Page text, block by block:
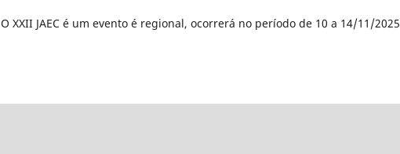
O XXII JAEC é um evento é regional, ocorrerá no período de 10 a 14/11/2025